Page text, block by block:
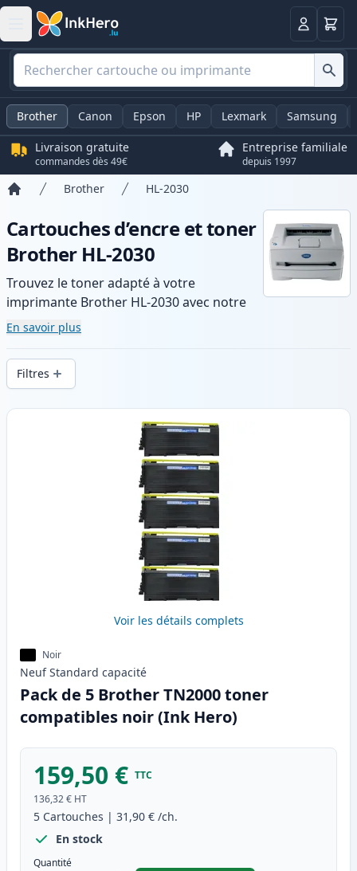
Panier
Brother Canon Epson HP Lexmark Samsung
Livraison gratuite
commandes dès 49€
Entreprise familiale
depuis 1997
Brother HL-2030
Cartouches d’encre et toner
Brother HL-2030
Trouvez le toner adapté à votre
imprimante Brother HL-2030 avec notre
gamme de cartouches compatibles et
haute capacité. Profitez d’une qualité
d’impression constante et d’une livraison
rapide depuis un stock local en .
En savoir plus
Filtres
Produits
Voir les détails complets
Noir
Neuf Standard capacité
Pack de 5 Brother TN2000 toner
compatibles noir (Ink Hero)
159,50 € TTC
136,32 € HT
5 Cartouches | 31,90 € /ch.
En stock
Quantité